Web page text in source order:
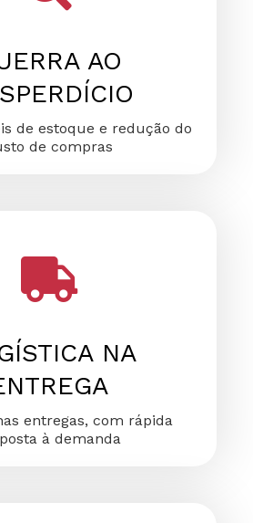
AO
de estoque e redução do
de compras
NA
entregas, com rápida
à demanda